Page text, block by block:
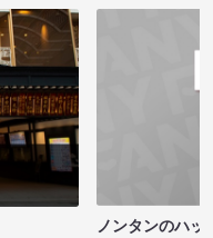
ノンタンのハッ